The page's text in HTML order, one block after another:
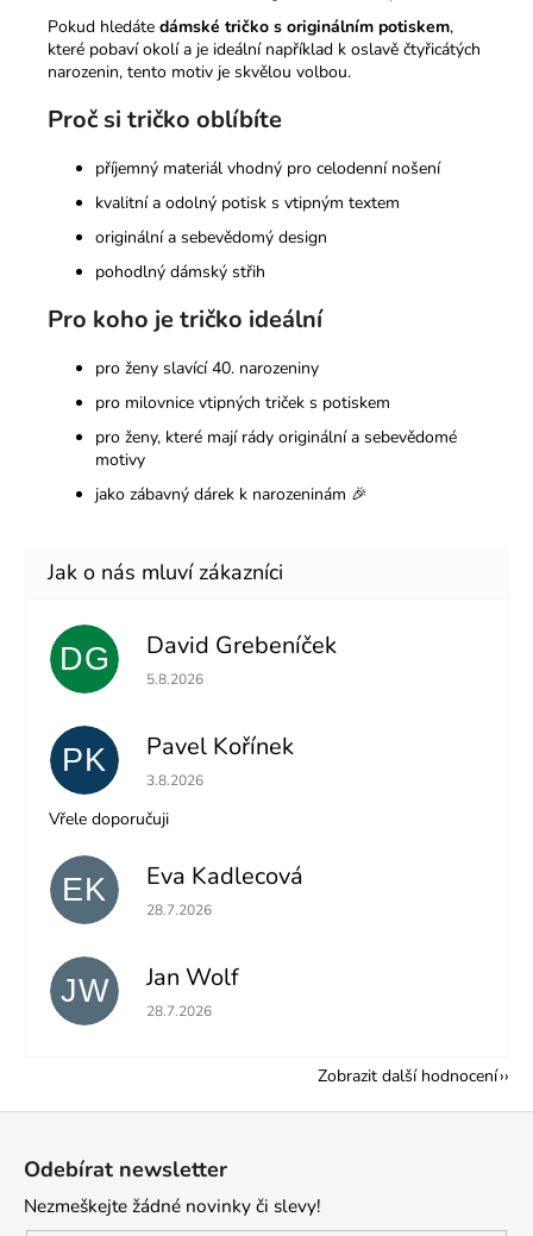
Pokud hledáte dámské tričko s originálním potiskem,
které pobaví okolí a je ideální například k oslavě čtyřicátých
narozenin, tento motiv je skvělou volbou.
Proč si tričko oblíbíte
příjemný materiál vhodný pro celodenní nošení
kvalitní a odolný potisk s vtipným textem
originální a sebevědomý design
pohodlný dámský střih
Pro koho je tričko ideální
pro ženy slavící 40. narozeniny
pro milovnice vtipných triček s potiskem
pro ženy, které mají rády originální a sebevědomé
motivy
jako zábavný dárek k narozeninám 🎉
DG David Grebeníček
Hodnocení obchodu je 5 z 5 hvězdiček.
5.8.2026
PK Pavel Kořínek
Hodnocení obchodu je 5 z 5 hvězdiček.
3.8.2026
Vřele doporučuji
EK Eva Kadlecová
Hodnocení obchodu je 5 z 5 hvězdiček.
28.7.2026
JW Jan Wolf
Hodnocení obchodu je 5 z 5 hvězdiček.
28.7.2026
Zobrazit další hodnocení
Odebírat newsletter
Nezmeškejte žádné novinky či slevy!